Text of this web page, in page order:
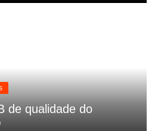
de qualidade do